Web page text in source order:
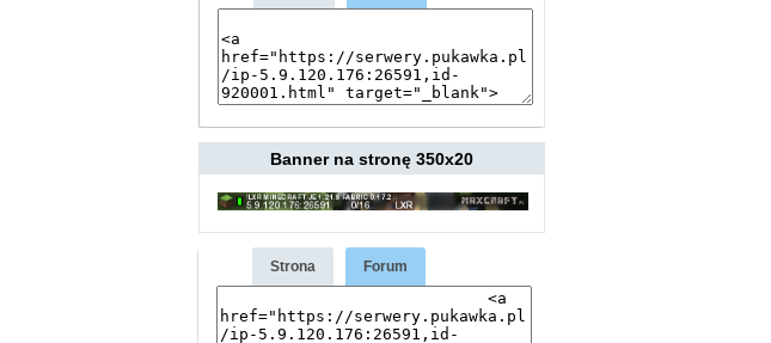
Banner na stronę 350x20
Strona Forum